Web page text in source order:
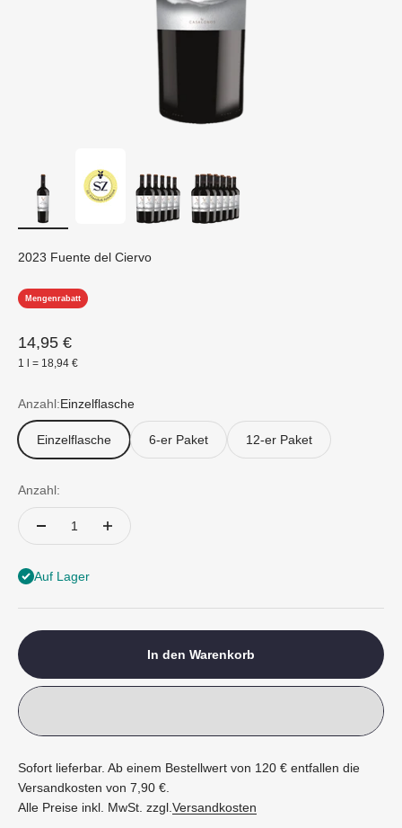
2023 Fuente del Ciervo
Mengenrabatt
Angebot
14,95 €
1 l = 18,94 €
Anzahl:Einzelflasche
Einzelflasche 6-er Paket 12-er Paket
Anzahl:
Auf Lager
In den Warenkorb
Sofort lieferbar. Ab einem Bestellwert von 120 € entfallen die
Versandkosten von 7,90 €.
Alle Preise inkl. MwSt. zzgl.Versandkosten